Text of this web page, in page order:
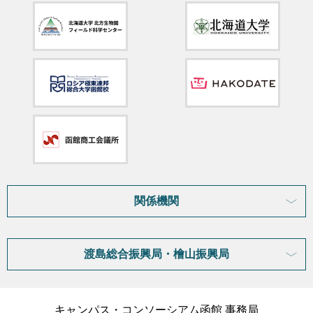
関係機関
渡島総合振興局・檜山振興局
キャンパス・コンソーシアム函館 事務局